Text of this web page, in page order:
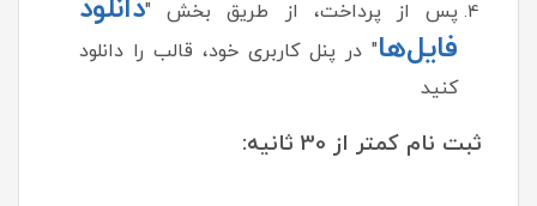
پس از پرداخت، از طریق بخش "دانلود
فایل‌ها" در پنل کاربری خود، قالب را دانلود
کنید
ثبت نام کمتر از 30 ثانیه: